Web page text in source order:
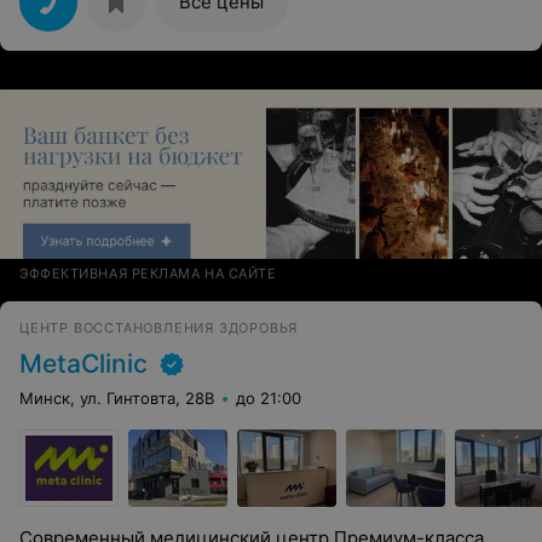
ЭФФЕКТИВНАЯ РЕКЛАМА НА САЙТЕ
ЦЕНТР ВОССТАНОВЛЕНИЯ ЗДОРОВЬЯ
MetaClinic
Минск, ул. Гинтовта, 28В до 21:00